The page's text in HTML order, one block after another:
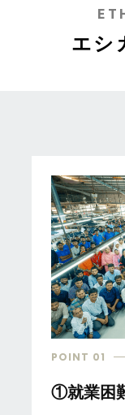
エシ
POINT 01
①就業困